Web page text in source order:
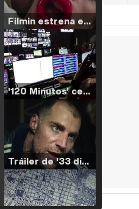
Filmin estrena el tráiler de 'Millennial Mal', su nueva comedia universitaria de la mano de Lorena Iglesias
'120 Minutos' celebra sus 2.000 programas en Telemadrid con un vídeo del día a día en la redacción
Tráiler de '33 días', la nueva serie de Atresplayer con Julián Villagrán y José Manuel Poga